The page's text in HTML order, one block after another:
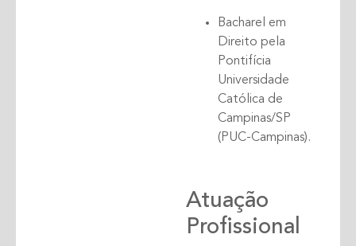
Bacharel em
Direito pela
Pontifícia
Universidade
Católica de
Campinas/SP
(PUC-Campinas).
Atuação
Profissional